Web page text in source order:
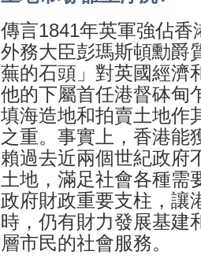
傳言1841年英軍強佔香
外務大臣彭瑪斯頓勳爵
蕪的石頭」對英國經濟
他的下屬首任港督砵甸
填海造地和拍賣土地作
之重。事實上，香港能
賴過去近兩個世紀政府
土地，滿足社會各種需
政府財政重要支柱，讓
時，仍有財力發展基建
層市民的社會服務。